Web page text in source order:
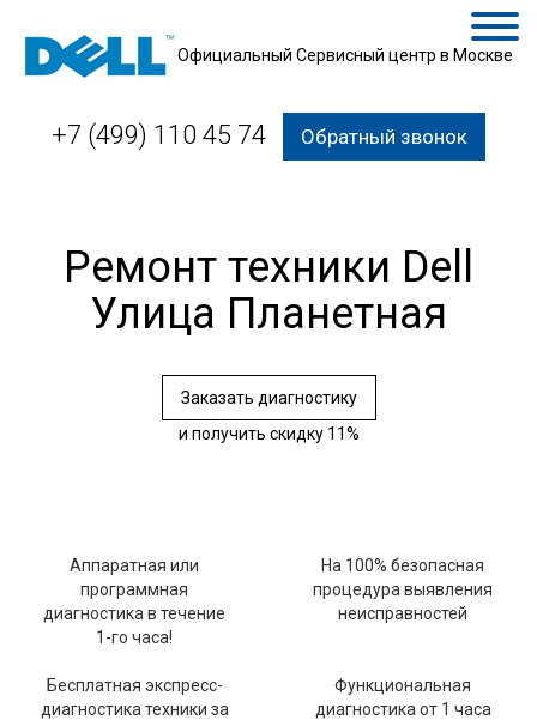
Официальный Сервисный центр в Москве
+7 (499) 110 45 74 Обратный звонок
Ремонт техники Dell
Улица Планетная
Заказать диагностику
и получить скидку 11%
Аппаратная или
программная
диагностика в течение
1-го часа!
На 100% безопасная
процедура выявления
неисправностей
Бесплатная экспресс-
диагностика техники за
Функциональная
диагностика от 1 часа